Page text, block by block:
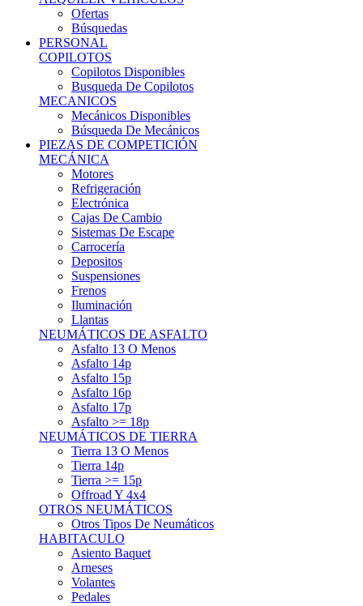
Ofertas
Búsquedas
PERSONAL
COPILOTOS
Copilotos Disponibles
Busqueda De Copilotos
MECANICOS
Mecánicos Disponibles
Búsqueda De Mecánicos
PIEZAS DE COMPETICIÓN
MECÁNICA
Motores
Refrigeración
Electrónica
Cajas De Cambio
Sistemas De Escape
Carrocería
Depositos
Suspensiones
Frenos
Iluminación
Llantas
NEUMÁTICOS DE ASFALTO
Asfalto 13 O Menos
Asfalto 14p
Asfalto 15p
Asfalto 16p
Asfalto 17p
Asfalto >= 18p
NEUMÁTICOS DE TIERRA
Tierra 13 O Menos
Tierra 14p
Tierra >= 15p
Offroad Y 4x4
OTROS NEUMÁTICOS
Otros Tipos De Neumáticos
HABITACULO
Asiento Baquet
Arneses
Volantes
Pedales